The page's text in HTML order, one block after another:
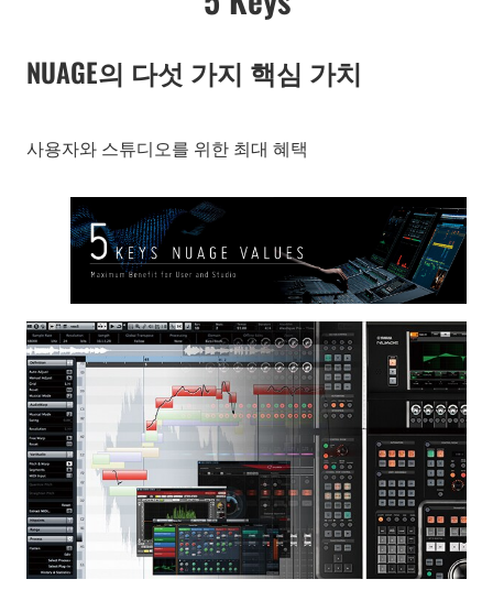
NUAGE의 다섯 가지 핵심 가치
사용자와 스튜디오를 위한 최대 혜택